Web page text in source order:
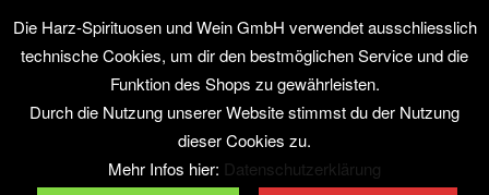
0
Die Harz-Spirituosen und Wein GmbH verwendet ausschliesslich
technische Cookies, um dir den bestmöglichen Service und die
Funktion des Shops zu gewährleisten.
Durch die Nutzung unserer Website stimmst du der Nutzung
dieser Cookies zu.
Mehr Infos hier: Datenschutzerklärung